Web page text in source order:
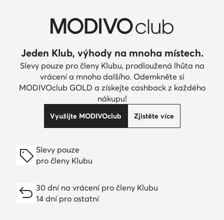
Jeden Klub, výhody na mnoha místech.
Slevy pouze pro členy Klubu, prodloužená lhůta na
vrácení a mnoho dalšího. Odemkněte si
MODIVOclub GOLD a získejte cashback z každého
nákupu!
Využijte MODIVOclub Zjistěte více
Slevy pouze
pro členy Klubu
30 dní na vrácení pro členy Klubu
14 dní pro ostatní